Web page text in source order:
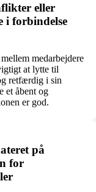
eller
i forbindelse
medarbejdere
at lytte til
retfærdig i sin
et åbent og
er god.
på
for